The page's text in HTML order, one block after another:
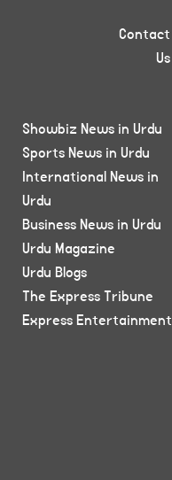
Contact
Us
Showbiz News in Urdu
Sports News in Urdu
International News in
Urdu
Business News in Urdu
Urdu Magazine
Urdu Blogs
The Express Tribune
Express Entertainment